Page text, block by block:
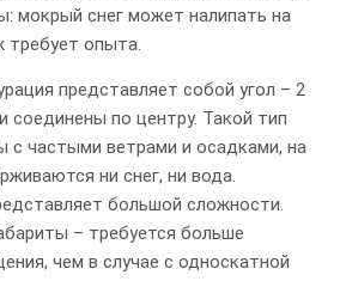
мокрый снег может налипать на
требует опыта.
представляет собой угол – 2
соединены по центру. Такой тип
с частыми ветрами и осадками, на
ни снег, ни вода.
большой сложности.
– требуется больше
чем в случае с односкатной